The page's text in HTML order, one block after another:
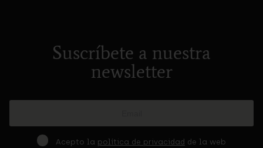
Suscríbete a nuestra
newsletter
Acepto la política de privacidad de la web